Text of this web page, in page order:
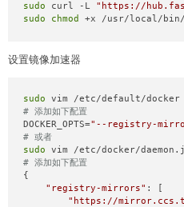
sudo curl -L "https://
sudo
chmod +x /usr/local/bin/
设置镜像加速器
sudo
# 添加如下配置
DOCKER_OPTS="--registry-
# 或者
sudo
# 添加如下配置
{
"registry-mirrors" : [
"https://